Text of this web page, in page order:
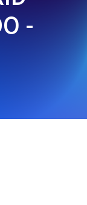
-